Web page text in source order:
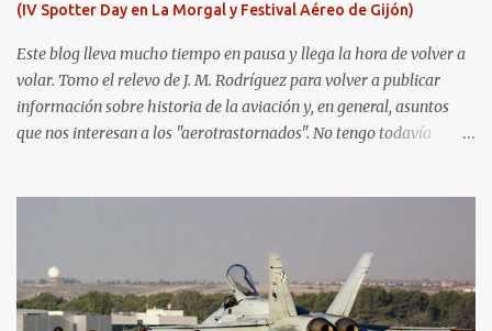
(IV Spotter Day en La Morgal y Festival Aéreo de Gijón)
Este blog lleva mucho tiempo en pausa y llega la hora de volver a
volar. Tomo el relevo de J. M. Rodríguez para volver a publicar
información sobre historia de la aviación y, en general, asuntos
que nos interesan a los "aerotrastornados". No tengo todavía
Aerospotters Principado a una genial sesión fotográfica en el
aeródromo de La Morgal (todavía no he tenido tiempo de
procesar esas imágenes). Al día siguiente, asistí al Festival Aéreo de